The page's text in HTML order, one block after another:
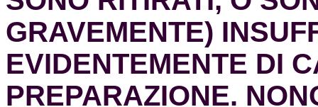
GRAVEMENTE)
EVIDENTEMENTE DI
PREPARAZIONE.